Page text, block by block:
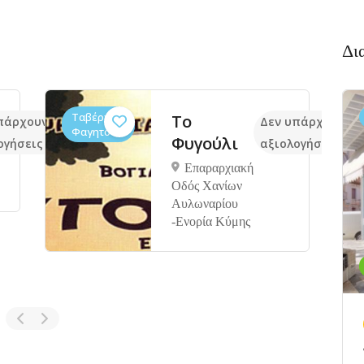
ακόμαΖαχαροπλαστεία,
Φαγητό, Φούρνοι
Μιταφης
bakery
εθνικής
αντιστάσεως
2
Δεν υπάρχουν
αξιολογήσεις